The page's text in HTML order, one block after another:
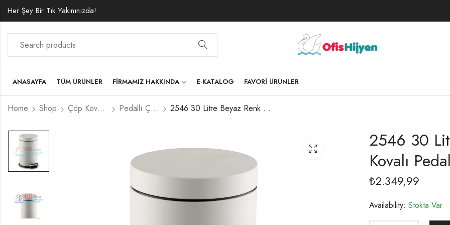
Her Şey Bir Tık Yakınınızda!
ANASAYFA TÜM ÜRÜNLER FIRMAMIZ HAKKINDA E-KATALOG FAVORI ÜRÜNLER
Home Shop Çöp Kovaları Pedallı Çöp Kovaları 2546 30 Litre Beyaz Renk Çelik Plastik İç Kovalı Pedallı Çöp Kovası
2546 30
Kovalı
₺2.349,99
Availability: Stokta Var